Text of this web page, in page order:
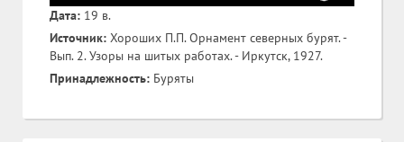
Дата: 19 в.
Источник: Хороших П.П. Орнамент северных бурят. -
Вып. 2. Узоры на шитых работах. - Иркутск, 1927.
Принадлежность: Буряты